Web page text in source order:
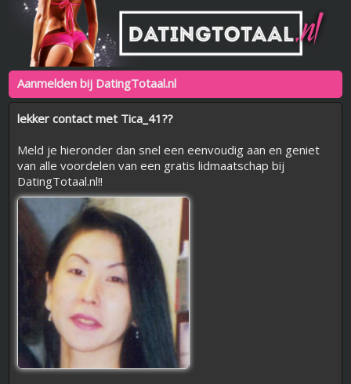
Aanmelden bij DatingTotaal.nl
lekker contact met Tica_41??
Meld je hieronder dan snel een eenvoudig aan en geniet
van alle voordelen van een gratis lidmaatschap bij
DatingTotaal.nl!!